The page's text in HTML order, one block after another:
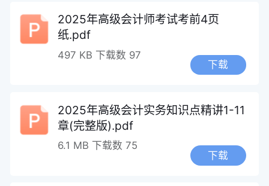
2025年高级会计师考试考前4页
纸.pdf
497 KB 下载数 97
下载
2025年高级会计实务知识点精讲1-11
章(完整版).pdf
6.1 MB 下载数 75
下载